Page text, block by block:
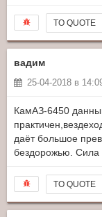
TO QUOTE
вадим
25-04-2018 в
КамАЗ-6450
даёт большое
бездорожью. Сила
TO QUOTE